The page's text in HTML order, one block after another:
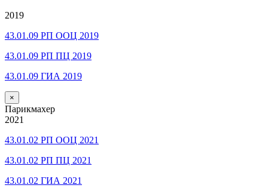
2019
43.01.09 РП ООЦ 2019
43.01.09 РП ПЦ 2019
43.01.09 ГИА 2019
×
Парикмахер
2021
43.01.02 РП ООЦ 2021
43.01.02 РП ПЦ 2021
43.01.02 ГИА 2021